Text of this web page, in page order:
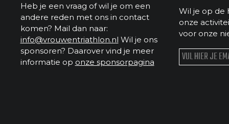
Heb je een vraag of wil je om een
andere reden met ons in contact
komen? Mail dan naar:
info@vrouwentriathlon.nl Wil je ons
sponsoren? Daarover vind je meer
informatie op onze sponsorpagina
Wil je op de
onze
voor onze